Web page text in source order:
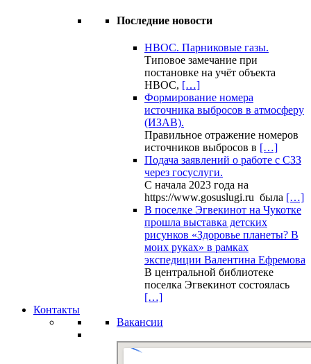
Последние новости
НВОС. Парниковые газы.
Типовое замечание при
постановке на учёт объекта
НВОС, […]
Формирование номера
источника выбросов в атмосферу
(ИЗАВ).
Правильное отражение номеров
источников выбросов в […]
Подача заявлений о работе с СЗЗ
через госуслуги.
С начала 2023 года на
https://www.gosuslugi.ru была […]
В поселке Эгвекинот на Чукотке
прошла выставка детских
рисунков «Здоровье планеты? В
моих руках» в рамках
экспедиции Валентина Ефремова
В центральной библиотеке
поселка Эгвекинот состоялась
[…]
Контакты
Вакансии